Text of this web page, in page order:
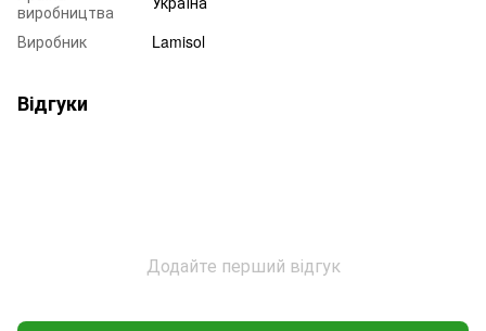
виробництва
Виробник
Lamisol
Відгуки
Додайте перший відгук